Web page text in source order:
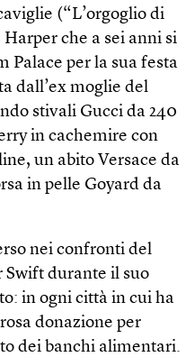
(“L’orgoglio di
che a sei anni si
Palace per la sua festa
dall’ex moglie del
stivali Gucci da 240
in cachemire con
un abito Versace da
in pelle Goyard da
nei confronti del
Swift durante il suo
in ogni città in cui ha
donazione per
dei banchi alimentari.